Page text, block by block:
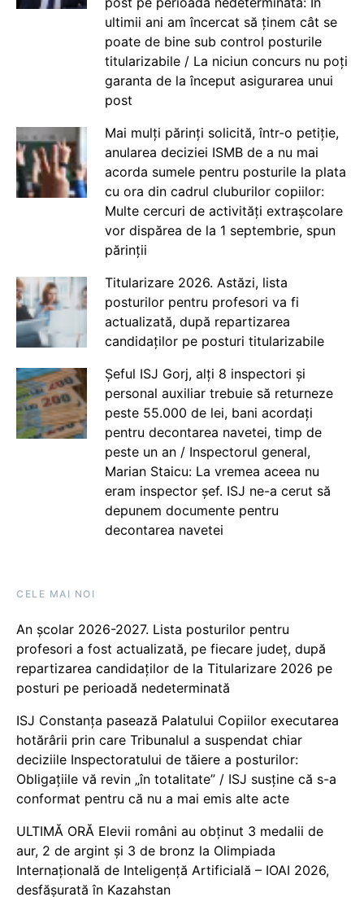
ultimii ani am încercat să ținem cât se
poate de bine sub control posturile
titularizabile / La niciun concurs nu poți
garanta de la început asigurarea unui
post
Mai mulți părinți solicită, într-o petiție,
anularea deciziei ISMB de a nu mai
acorda sumele pentru posturile la plata
cu ora din cadrul cluburilor copiilor:
Multe cercuri de activități extrașcolare
vor dispărea de la 1 septembrie, spun
părinții
Titularizare 2026. Astăzi, lista
posturilor pentru profesori va fi
actualizată, după repartizarea
candidaților pe posturi titularizabile
Șeful ISJ Gorj, alți 8 inspectori și
personal auxiliar trebuie să returneze
peste 55.000 de lei, bani acordați
pentru decontarea navetei, timp de
peste un an / Inspectorul general,
Marian Staicu: La vremea aceea nu
eram inspector șef. ISJ ne-a cerut să
depunem documente pentru
decontarea navetei
CELE MAI NOI
An școlar 2026-2027. Lista posturilor pentru
profesori a fost actualizată, pe fiecare județ, după
repartizarea candidaților de la Titularizare 2026 pe
posturi pe perioadă nedeterminată
ISJ Constanța pasează Palatului Copiilor executarea
hotărârii prin care Tribunalul a suspendat chiar
deciziile Inspectoratului de tăiere a posturilor:
Obligațiile vă revin „în totalitate” / ISJ susține că s-a
conformat pentru că nu a mai emis alte acte
ULTIMĂ ORĂ Elevii români au obținut 3 medalii de
aur, 2 de argint și 3 de bronz la Olimpiada
Internațională de Inteligență Artificială – IOAI 2026,
desfășurată în Kazahstan